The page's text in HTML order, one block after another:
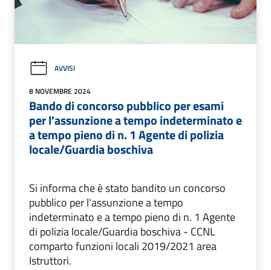
AVVISI
8 NOVEMBRE 2024
Bando di concorso pubblico per esami
per l'assunzione a tempo indeterminato e
a tempo pieno di n. 1 Agente di polizia
locale/Guardia boschiva
Si informa che è stato bandito un concorso
pubblico per l'assunzione a tempo
indeterminato e a tempo pieno di n. 1 Agente
di polizia locale/Guardia boschiva - CCNL
comparto funzioni locali 2019/2021 area
Istruttori.